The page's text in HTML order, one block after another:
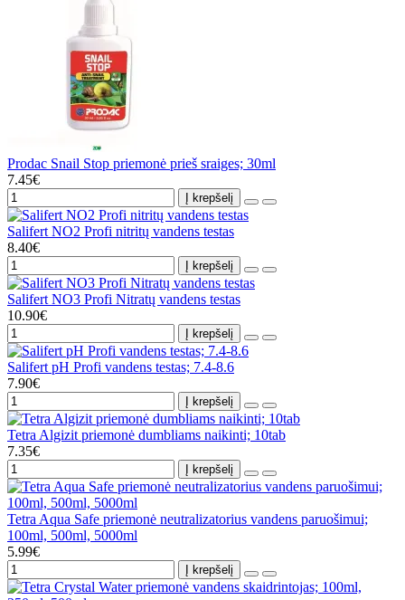
Prodac Snail Stop priemonė prieš sraiges; 30ml
7.45€
Į krepšelį
Salifert NO2 Profi nitritų vandens testas
8.40€
Į krepšelį
Salifert NO3 Profi Nitratų vandens testas
10.90€
Į krepšelį
Salifert pH Profi vandens testas; 7.4-8.6
7.90€
Į krepšelį
Tetra Algizit priemonė dumbliams naikinti; 10tab
7.35€
Į krepšelį
Tetra Aqua Safe priemonė neutralizatorius vandens paruošimui;
100ml, 500ml, 5000ml
5.99€
Į krepšelį